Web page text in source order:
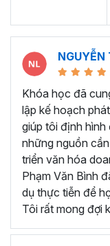
NGUYỄN
Khóa học đã
lập kế hoạch
giúp tôi định
những nguồn
triển văn hóa
Phạm Văn Bình
dụ thực tiễn để
Tôi rất mong đợi